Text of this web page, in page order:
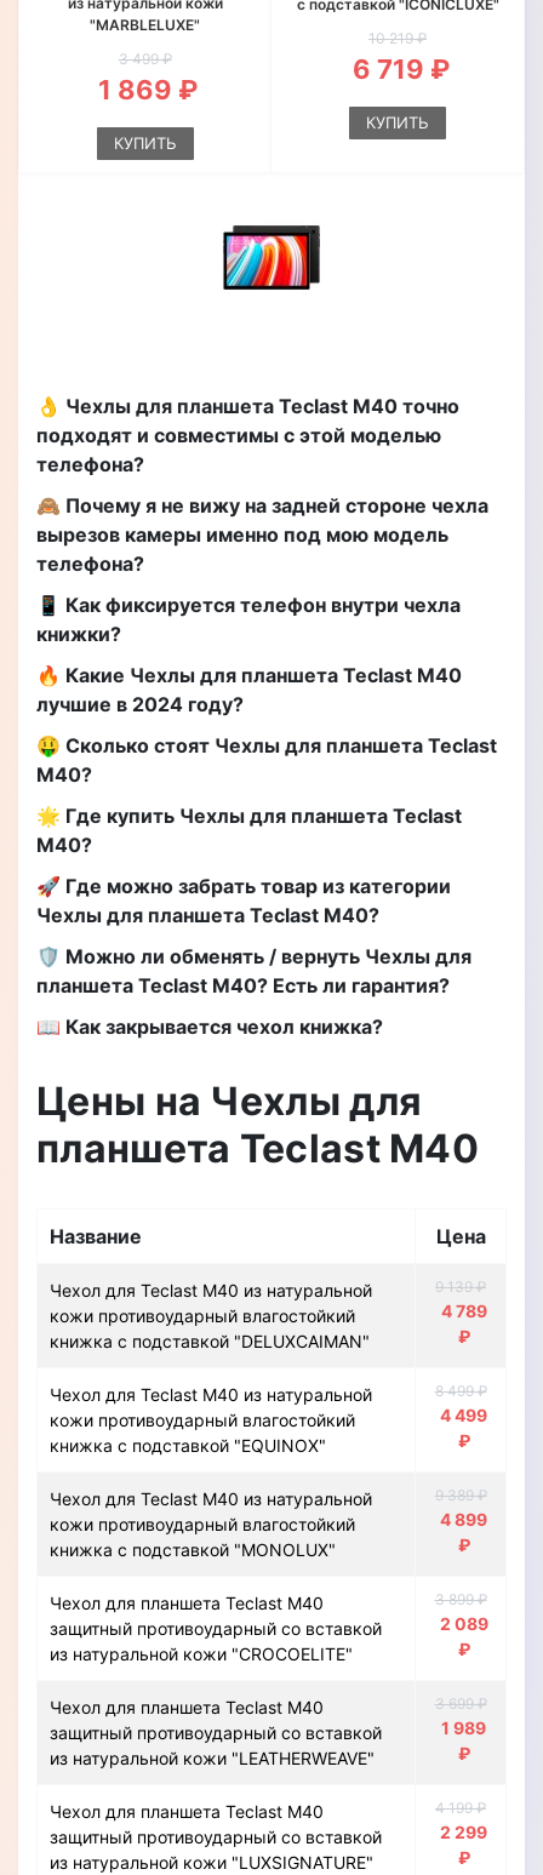
"MARBLELUXE"
3 499 ₽
1 869 ₽
КУПИТЬ
с подставкой "ICONICLUXE"
10 219 ₽
6 719 ₽
КУПИТЬ
👌 Чехлы для планшета Teclast M40 точно
подходят и совместимы с этой моделью
телефона?
🙈 Почему я не вижу на задней стороне чехла
вырезов камеры именно под мою модель
телефона?
📱 Как фиксируется телефон внутри чехла
книжки?
🔥 Какие Чехлы для планшета Teclast M40
лучшие в 2024 году?
🤑 Сколько стоят Чехлы для планшета Teclast
M40?
🌟 Где купить Чехлы для планшета Teclast
M40?
🚀 Где можно забрать товар из категории
Чехлы для планшета Teclast M40?
🛡️ Можно ли обменять / вернуть Чехлы для
планшета Teclast M40? Есть ли гарантия?
📖 Как закрывается чехол книжка?
Цены на Чехлы для
планшета Teclast M40
Название Цена
Чехол для Teclast M40 из натуральной
кожи противоударный влагостойкий
книжка с подставкой "DELUXCAIMAN"
9 139 ₽
4 789
₽
Чехол для Teclast M40 из натуральной
кожи противоударный влагостойкий
книжка с подставкой "EQUINOX"
8 499 ₽
4 499
₽
Чехол для Teclast M40 из натуральной
кожи противоударный влагостойкий
книжка с подставкой "MONOLUX"
9 389 ₽
4 899
₽
Чехол для планшета Teclast M40
защитный противоударный со вставкой
из натуральной кожи "CROCOELITE"
3 899 ₽
2 089
₽
Чехол для планшета Teclast M40
защитный противоударный со вставкой
из натуральной кожи "LEATHERWEAVE"
3 699 ₽
1 989
₽
Чехол для планшета Teclast M40
защитный противоударный со вставкой
из натуральной кожи "LUXSIGNATURE"
4 199 ₽
2 299
₽